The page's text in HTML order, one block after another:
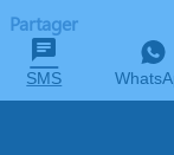
Partager
SMS